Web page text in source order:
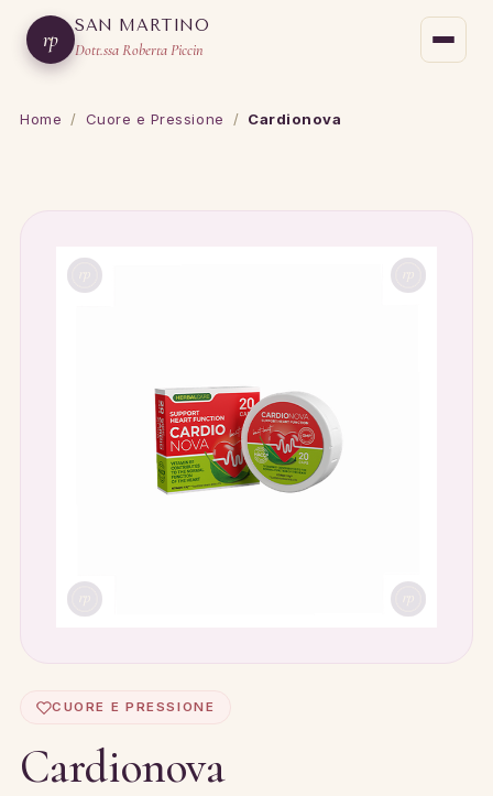
rp
SAN MARTINO
Dott.ssa Roberta Piccin
Home / Cuore e Pressione / Cardionova
CUORE E PRESSIONE
Cardionova